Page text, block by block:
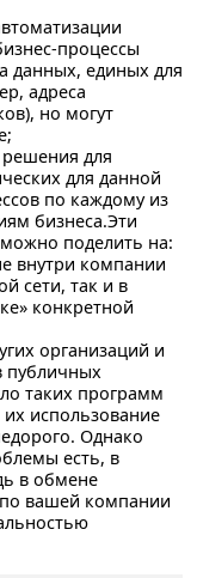
процессы
данных, единых для
адреса
но могут
для
для данной
по каждому из
бизнеса.Эти
поделить на:
внутри компании
сети, так и в
конкретной
организаций и
публичных
таких программ
их использование
Однако
есть, в
в обмене
вашей компании